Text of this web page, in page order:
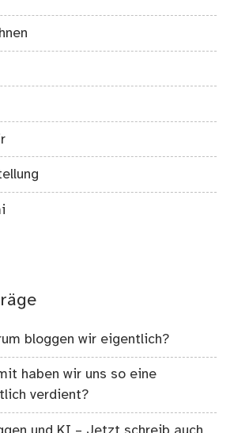
bloggen wir eigentlich?
haben wir uns so eine
verdient?